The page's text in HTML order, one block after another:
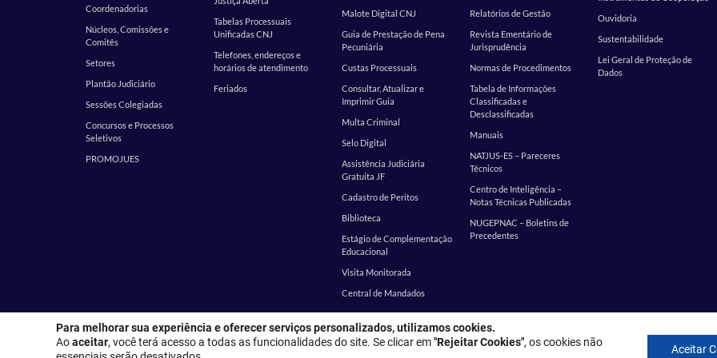
Coordenadorias
Núcleos, Comissões e
Comitês
Setores
Plantão Judiciário
Sessões Colegiadas
Concursos e Processos
Seletivos
PROMOJUES
Tabelas Processuais
Unificadas CNJ
Telefones, endereços e
horários de atendimento
Feriados
Malote Digital CNJ
Guia de Prestação de Pena
Pecuniária
Custas Processuais
Consultar, Atualizar e
Imprimir Guia
Multa Criminal
Selo Digital
Assistência Judiciária
Gratuita JF
Cadastro de Peritos
Biblioteca
Estágio de Complementação
Educacional
Visita Monitorada
Central de Mandados
Relatórios de Gestão
Revista Ementário de
Jurisprudência
Normas de Procedimentos
Tabela de Informações
Classificadas e
Desclassificadas
Manuais
NATJUS-ES – Pareceres
Técnicos
Centro de Inteligência –
Notas Técnicas Publicadas
NUGEPNAC – Boletins de
Precedentes
Ouvidoria
Sustentabilidade
Lei Geral de Proteção de
Dados
Endereço: Rua Desembargador Homero Mafra, 60 - Enseada do Suá, Vitória - ES,
Para melhorar sua experiência e oferecer serviços personalizados, utilizamos cookies.
Aoaceitar, você terá acesso a todas as funcionalidades do site. Se clicar em"Rejeitar Cookies", os cookies não
Aceitar